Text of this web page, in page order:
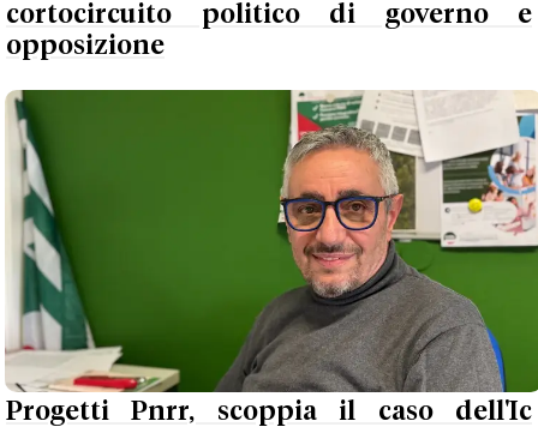
cortocircuito politico di governo e
opposizione
Progetti Pnrr, scoppia il caso dell'Ic